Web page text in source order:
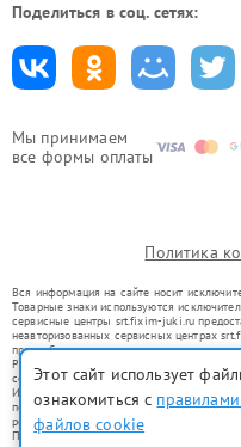
Мы принимаем
все формы оплаты
Поделиться в соц. сетях:
Политика
Вся информация на сайте носит
Товарные знаки используются
сервисные центры srt.fixim-juki.ru
неавторизованных сервисных центрах
правообладателями товарных знаков
Ремонт осуществляется для устройств,
со статьей 1487 ГК РФ.
Использование товарных знаков не
потребителей в заблуждение, а служит
ремонту техники указанных брендов.
Представленная на сайте информация не
Этот сайт использует
ознакомиться с
файлов cookie